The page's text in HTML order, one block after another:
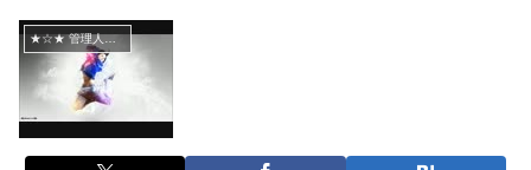
★☆★ 管理人オススメ